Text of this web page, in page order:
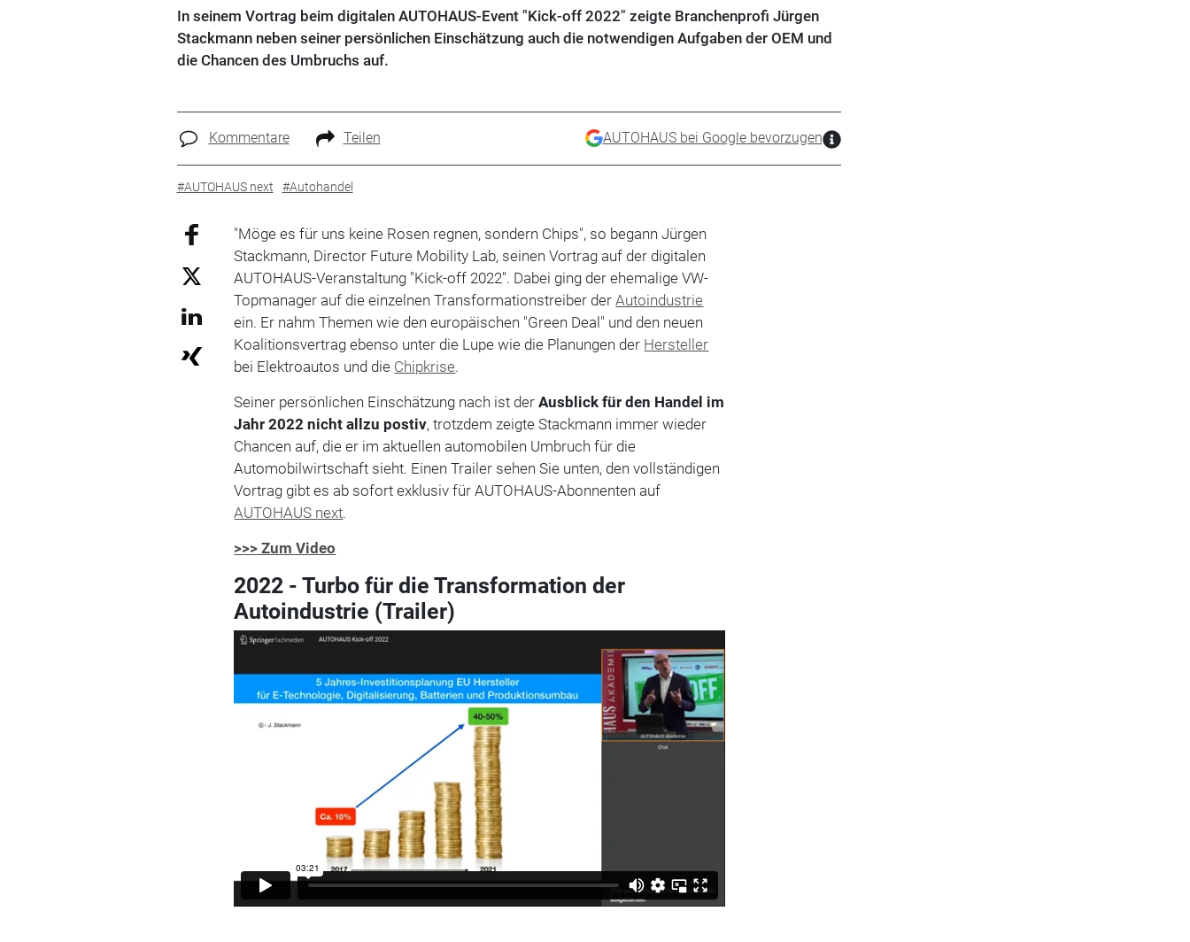
In seinem Vortrag beim digitalen AUTOHAUS-Event "Kick-off 2022" zeigte Branchenprofi Jürgen
Stackmann neben seiner persönlichen Einschätzung auch die notwendigen Aufgaben der OEM und
die Chancen des Umbruchs auf.
Kommentare Teilen AUTOHAUS bei Google bevorzugen
#AUTOHAUS next #Autohandel
"Möge es für uns keine Rosen regnen, sondern Chips", so begann Jürgen
Stackmann, Director Future Mobility Lab, seinen Vortrag auf der digitalen
AUTOHAUS-Veranstaltung "Kick-off 2022". Dabei ging der ehemalige VW-
Topmanager auf die einzelnen Transformationstreiber derAutoindustrie
ein. Er nahm Themen wie den europäischen "Green Deal" und den neuen
Koalitionsvertrag ebenso unter die Lupe wie die Planungen der Hersteller
bei Elektroautos und die Chipkrise.
Seiner persönlichen Einschätzung nach ist derAusblick für den Handel im
Jahr 2022 nicht allzu postiv, trotzdem zeigte Stackmann immer wieder
Chancen auf, die er im aktuellen automobilen Umbruch für die
Automobilwirtschaft sieht. Einen Trailer sehen Sie unten, den vollständigen
Vortrag gibt es ab sofort exklusiv für AUTOHAUS-Abonnenten auf
AUTOHAUS next.
>>> Zum Video
2022 - Turbo für die Transformation der
Autoindustrie (Trailer)